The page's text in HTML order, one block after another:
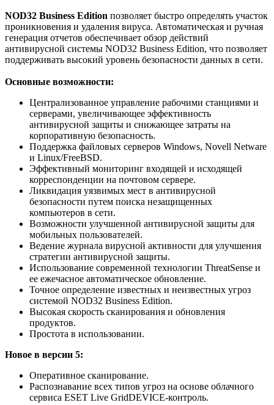
NOD32 Business Edition позволяет быстро определять участок
проникновения и удаления вируса. Автоматическая и ручная
генерация отчетов обеспечивает обзор действий
антивирусной системы NOD32 Business Edition, что позволяет
поддерживать высокий уровень безопасности данных в сети.
Основные возможности:
Централизованное управление рабочими станциями и
серверами, увеличивающее эффективность
антивирусной защиты и снижающее затраты на
корпоративную безопасность.
Поддержка файловых серверов Windows, Novell Netware
и Linux/FreeBSD.
Эффективный мониторинг входящей и исходящей
корреспонденции на почтовом сервере.
Ликвидация уязвимых мест в антивирусной
безопасности путем поиска незащищенных
компьютеров в сети.
Возможности улучшенной антивирусной защиты для
мобильных пользователей.
Ведение журнала вирусной активности для улучшения
стратегии антивирусной защиты.
Использование современной технологии ThreatSense и
ее ежечасное автоматическое обновление.
Точное определение известных и неизвестных угроз
системой NOD32 Business Edition.
Высокая скорость сканирования и обновления
продуктов.
Простота в использовании.
Новое в версии 5:
Оперативное сканирование.
Распознавание всех типов угроз на основе облачного
сервиса ESET Live GridDEVICE-контроль.